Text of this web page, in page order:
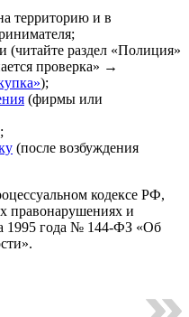
вышлем вам на почту
территорию и в
(читайте раздел «Полиция»
проверка» →
);
(фирмы или
;
(после возбуждения
кодексе РФ,
правонарушениях и
1995 года № 144-ФЗ «Об